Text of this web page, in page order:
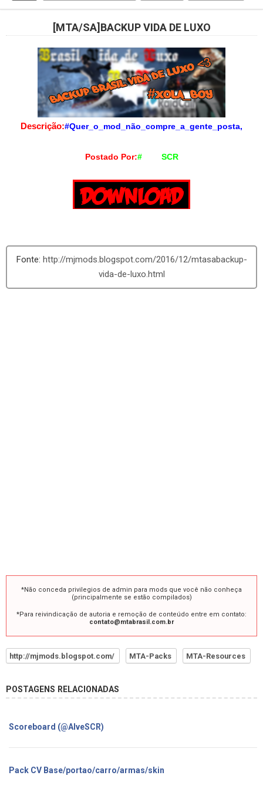
[MTA/SA]BACKUP VIDA DE LUXO
Descrição:#Quer_o_mod_não_compre_a_gente_posta,
Postado Por:#Japa SCR
http://mjmods.blogspot.com/2016/12/mtasabackup-
vida-de-luxo.html
*Não conceda privilegios de admin para mods que você não conheça
(principalmente se estão compilados)
*Para reivindicação de autoria e remoção de conteúdo entre em contato:
contato@mtabrasil.com.br
http://mjmods.blogspot.com/ MTA-Packs MTA-Resources
POSTAGENS RELACIONADAS
Scoreboard (@AlveSCR)
Pack CV Base/portao/carro/armas/skin